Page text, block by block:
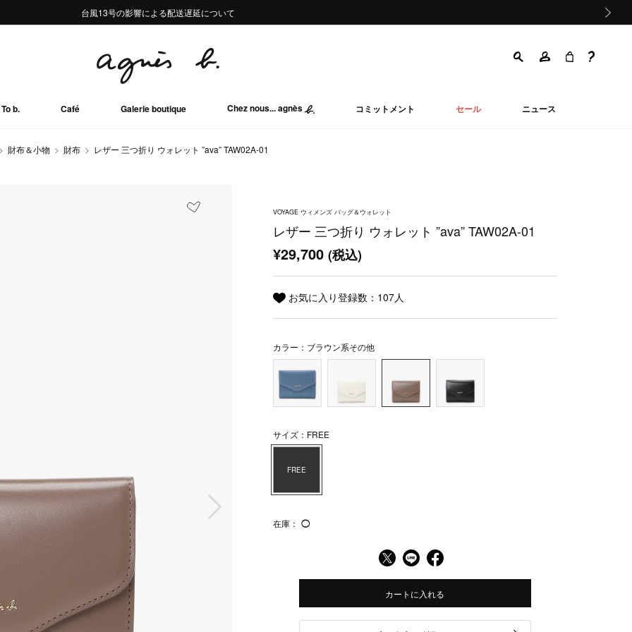
熊本地域地震の影響による配送遅延について
Summer Sale 2buy10%OFF!!
台風13号の影響による配送遅延について
熊本地域地震の影響による配送遅延について
Summer Sale 2buy10%OFF!!
To b. Café Galerie boutique Chez nous... agnès コミットメント セール ニュース
財布＆小物 財布 レザー 三つ折り ウォレット ”ava” TAW02A-01
VOYAGE ウィメンズ バッグ＆ウォレット
レザー 三つ折り ウォレット ”ava” TAW02A-01
¥29,700(税込)
お気に入り登録数： 107人
カラー：ブラウン系その他
サイズ：FREE
FREE
在庫： ◯
カートに入れる